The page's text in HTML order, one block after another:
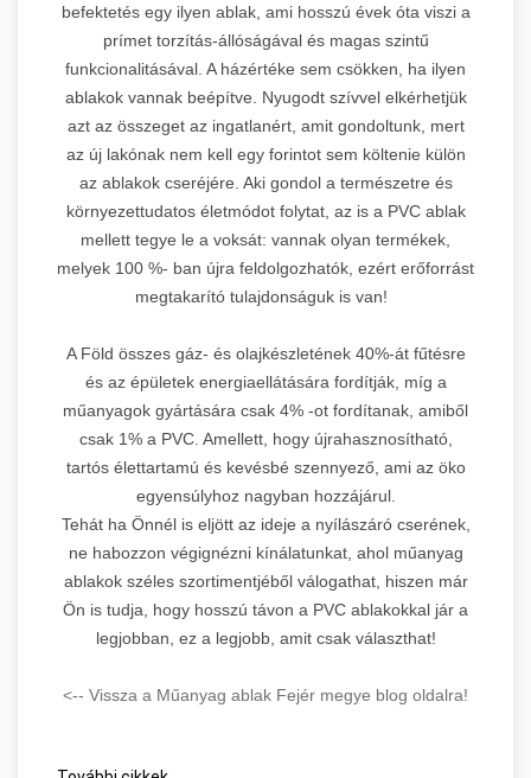
befektetés egy ilyen ablak, ami hosszú évek óta viszi a
prímet torzítás-állóságával és magas szintű
funkcionalitásával. A házértéke sem csökken, ha ilyen
ablakok vannak beépítve. Nyugodt szívvel elkérhetjük
azt az összeget az ingatlanért, amit gondoltunk, mert
az új lakónak nem kell egy forintot sem költenie külön
az ablakok cseréjére. Aki gondol a természetre és
környezettudatos életmódot folytat, az is a PVC ablak
mellett tegye le a voksát: vannak olyan termékek,
melyek 100 %- ban újra feldolgozhatók, ezért erőforrást
megtakarító tulajdonságuk is van!
A Föld összes gáz- és olajkészletének 40%-át fűtésre
és az épületek energiaellátására fordítják, míg a
műanyagok gyártására csak 4% -ot fordítanak, amiből
csak 1% a PVC. Amellett, hogy újrahasznosítható,
tartós élettartamú és kevésbé szennyező, ami az öko
egyensúlyhoz nagyban hozzájárul.
Tehát ha Önnél is eljött az ideje a nyílászáró cserének,
ne habozzon végignézni kínálatunkat, ahol műanyag
ablakok széles szortimentjéből válogathat, hiszen már
Ön is tudja, hogy hosszú távon a PVC ablakokkal jár a
legjobban, ez a legjobb, amit csak választhat!
<-- Vissza a Műanyag ablak Fejér megye blog oldalra!